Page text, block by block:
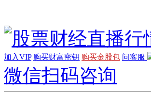
加入VIP 购买财富密钥 购买金股包 问客服
微信扫码咨询